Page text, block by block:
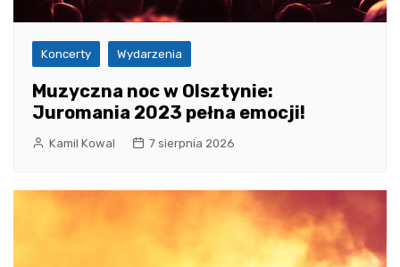
Koncerty Wydarzenia
Muzyczna noc w Olsztynie:
Juromania 2023 pełna emocji!
Kamil Kowal 7 sierpnia 2026